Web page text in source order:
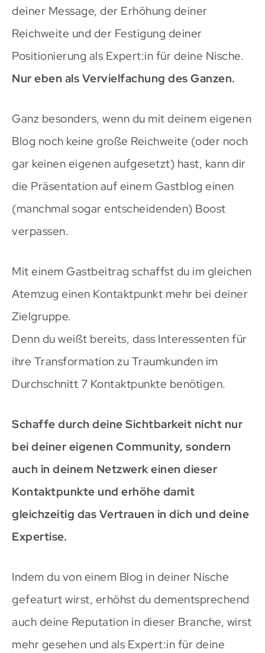
deiner Message, der Erhöhung deiner
Reichweite und der Festigung deiner
Positionierung als Expert:in für deine Nische.
Nur eben als Vervielfachung des Ganzen.
Ganz besonders, wenn du mit deinem eigenen
Blog noch keine große Reichweite (oder noch
gar keinen eigenen aufgesetzt) hast, kann dir
die Präsentation auf einem Gastblog einen
(manchmal sogar entscheidenden) Boost
verpassen.
Mit einem Gastbeitrag schaffst du im gleichen
Atemzug einen Kontaktpunkt mehr bei deiner
Zielgruppe.
Denn du weißt bereits, dass Interessenten für
ihre Transformation zu Traumkunden im
Durchschnitt 7 Kontaktpunkte benötigen.
Schaffe durch deine Sichtbarkeit nicht nur
bei deiner eigenen Community, sondern
auch in deinem Netzwerk einen dieser
Kontaktpunkte und erhöhe damit
gleichzeitig das Vertrauen in dich und deine
Expertise.
Indem du von einem Blog in deiner Nische
gefeaturt wirst, erhöhst du dementsprechend
auch deine Reputation in dieser Branche, wirst
mehr gesehen und als Expert:in für deine